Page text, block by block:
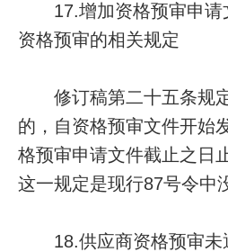
17.增加资格预审申
资格预审的相关规定
修订稿第二十五条规
的，自资格预审文件开始
格预审申请文件截止之日
这一规定是现行87号令中
18.供应商资格预审